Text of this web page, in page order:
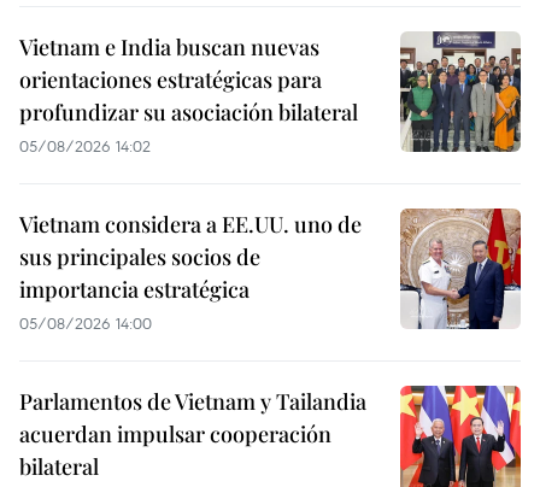
Vietnam e India buscan nuevas
orientaciones estratégicas para
profundizar su asociación bilateral
05/08/2026 14:02
Vietnam considera a EE.UU. uno de
sus principales socios de
importancia estratégica
05/08/2026 14:00
Parlamentos de Vietnam y Tailandia
acuerdan impulsar cooperación
bilateral